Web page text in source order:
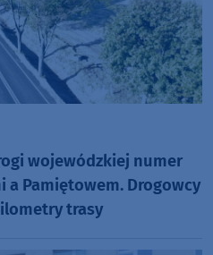
wojewódzkiej numer
a Pamiętowem. Drogowcy
trasy